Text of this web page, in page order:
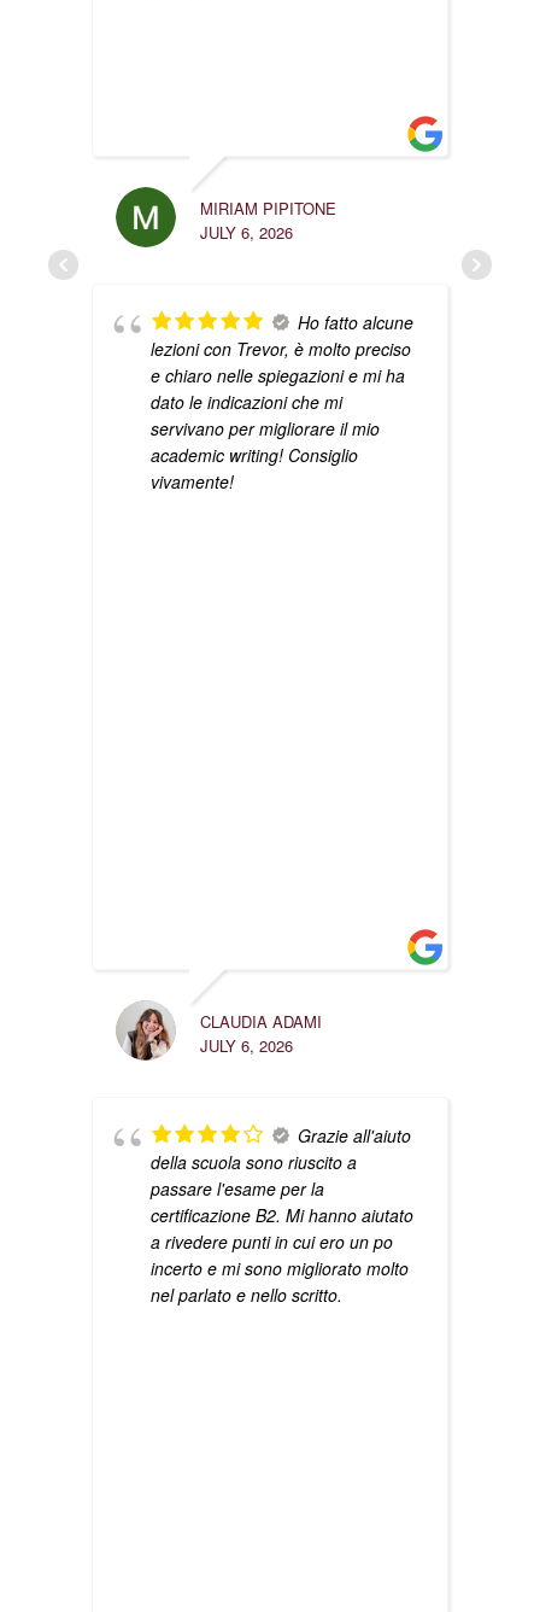
MIRIAM PIPITONE
JULY 6, 2026
Ho fatto alcune
lezioni con Trevor, è molto preciso
e chiaro nelle spiegazioni e mi ha
dato le indicazioni che mi
servivano per migliorare il mio
academic writing! Consiglio
vivamente!
CLAUDIA ADAMI
JULY 6, 2026
Grazie all'aiuto
della scuola sono riuscito a
passare l'esame per la
certificazione B2. Mi hanno aiutato
a rivedere punti in cui ero un po
incerto e mi sono migliorato molto
nel parlato e nello scritto.